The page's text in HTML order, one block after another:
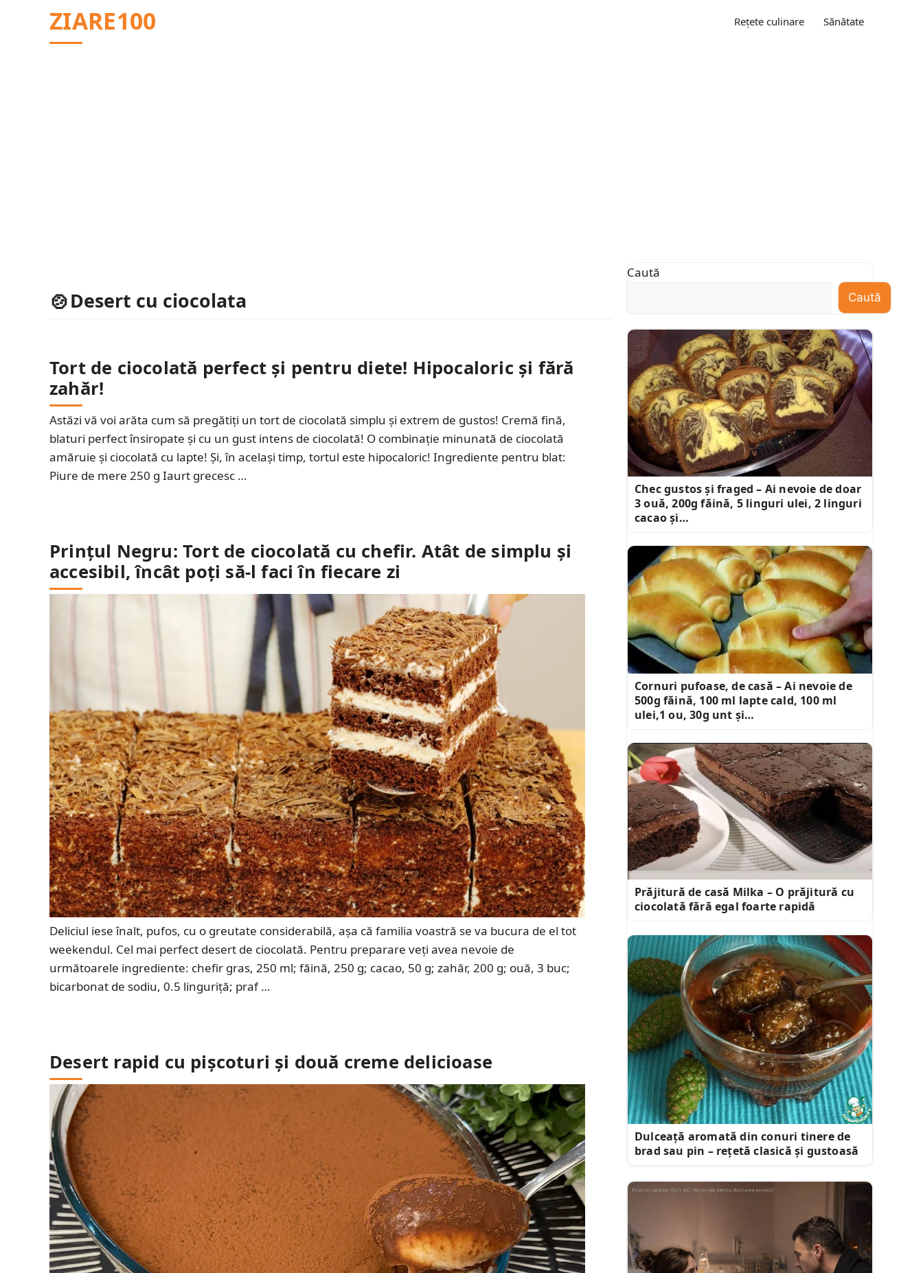
ZIARE100 Rețete culinare Sănătate
Desert cu ciocolata
Tort de ciocolată perfect și pentru diete! Hipocaloric și fără
zahăr!
Astăzi vă voi arăta cum să pregătiți un tort de ciocolată simplu și extrem de gustos! Cremă fină,
blaturi perfect însiropate și cu un gust intens de ciocolată! O combinație minunată de ciocolată
amăruie și ciocolată cu lapte! Și, în același timp, tortul este hipocaloric! Ingrediente pentru blat:
Piure de mere 250 g Iaurt grecesc …
Prințul Negru: Tort de ciocolată cu chefir. Atât de simplu și
accesibil, încât poți să-l faci în fiecare zi
Deliciul iese înalt, pufos, cu o greutate considerabilă, așa că familia voastră se va bucura de el tot
weekendul. Cel mai perfect desert de ciocolată. Pentru preparare veți avea nevoie de
următoarele ingrediente: chefir gras, 250 ml; făină, 250 g; cacao, 50 g; zahăr, 200 g; ouă, 3 buc;
bicarbonat de sodiu, 0.5 linguriță; praf …
Desert rapid cu pișcoturi și două creme delicioase
Caută
Caută
Chec gustos și fraged – Ai nevoie de doar
3 ouă, 200g făină, 5 linguri ulei, 2 linguri
cacao și…
Cornuri pufoase, de casă – Ai nevoie de
500g făină, 100 ml lapte cald, 100 ml
ulei,1 ou, 30g unt și…
Prăjitură de casă Milka – O prăjitură cu
ciocolată fără egal foarte rapidă
Dulceață aromată din conuri tinere de
brad sau pin – rețetă clasică și gustoasă